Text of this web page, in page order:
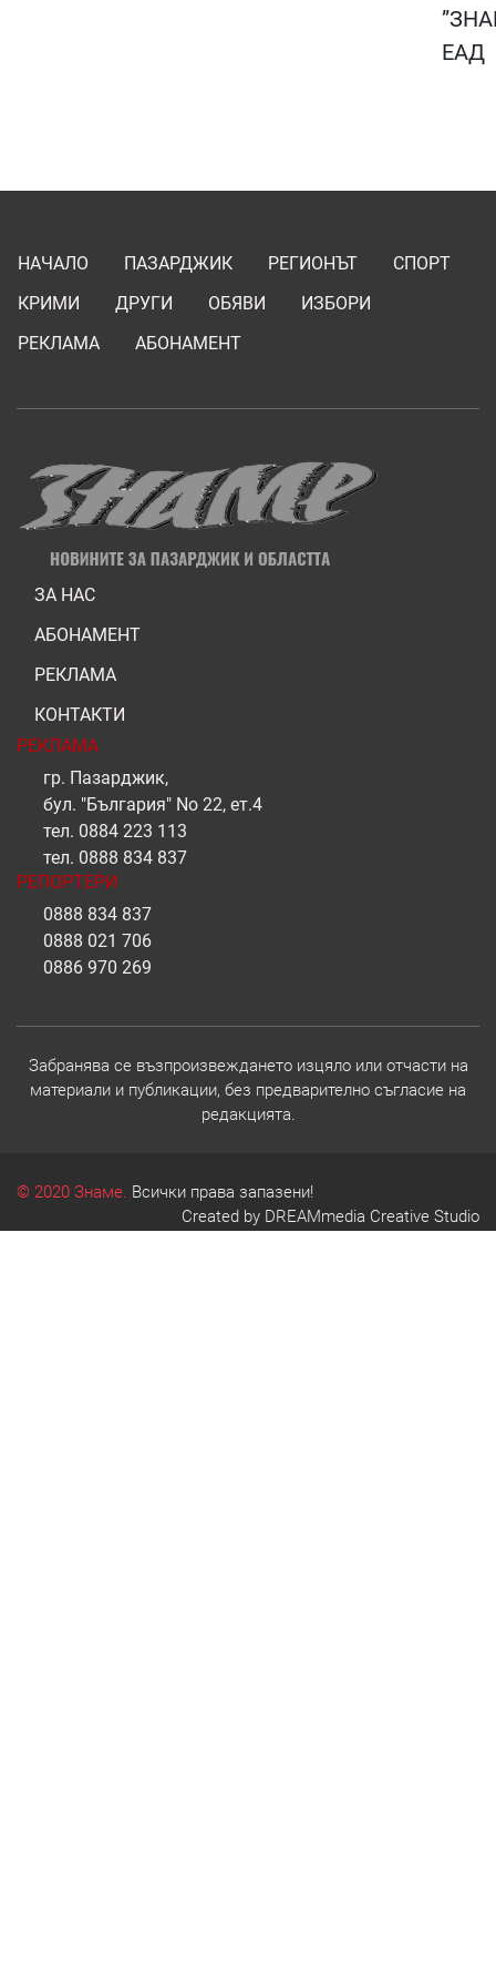
ЕАД
НАЧАЛО ПАЗАРДЖИК РЕГИОНЪТ
СПОРТ
КРИМИ
ДРУГИ ОБЯВИ
ИЗБОРИ
РЕКЛАМА
АБОНАМЕНТ
ЗА НАС
АБОНАМЕНТ
РЕКЛАМА
КОНТАКТИ
РЕКЛАМА
гр. Пазарджик,
бул. "България" No 22, ет.4
тел. 0884 223 113
тел. 0888 834 837
РЕПОРТЕРИ
0888 834 837
0888 021 706
0886 970 269
Забранява се възпроизвеждането изцяло или отчасти на
материали и публикации, без предварително съгласие на
редакцията.
© 2020 Знаме. Всички права запазени!
Created by DREAMmedia Creative Studio